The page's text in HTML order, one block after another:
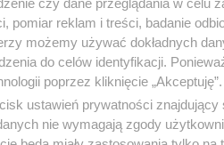
Ołeksij Reznikow
pomiar reklam i treści, badanie
możemy używać dokładnych
do celów identyfikacji.
poprzez kliknięcie
ustawień prywatności
nie wymagają zgody